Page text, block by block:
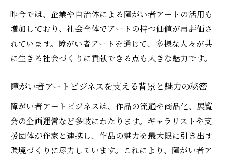
昨今では、企業や自治体による障がい者アートの活用も
増加しており、社会全体でアートの持つ価値が再評価さ
れています。障がい者アートを通じて、多様な人々が共
に生きる社会づくりに貢献できる点も大きな魅力です。
障がい者アートビジネスを支える背景と魅力の秘密
障がい者アートビジネスは、作品の流通や商品化、展覧
会の企画運営など多岐にわたります。ギャラリストや支
援団体が作家と連携し、作品の魅力を最大限に引き出す
環境づくりに尽力しています。これにより、障がい者ア